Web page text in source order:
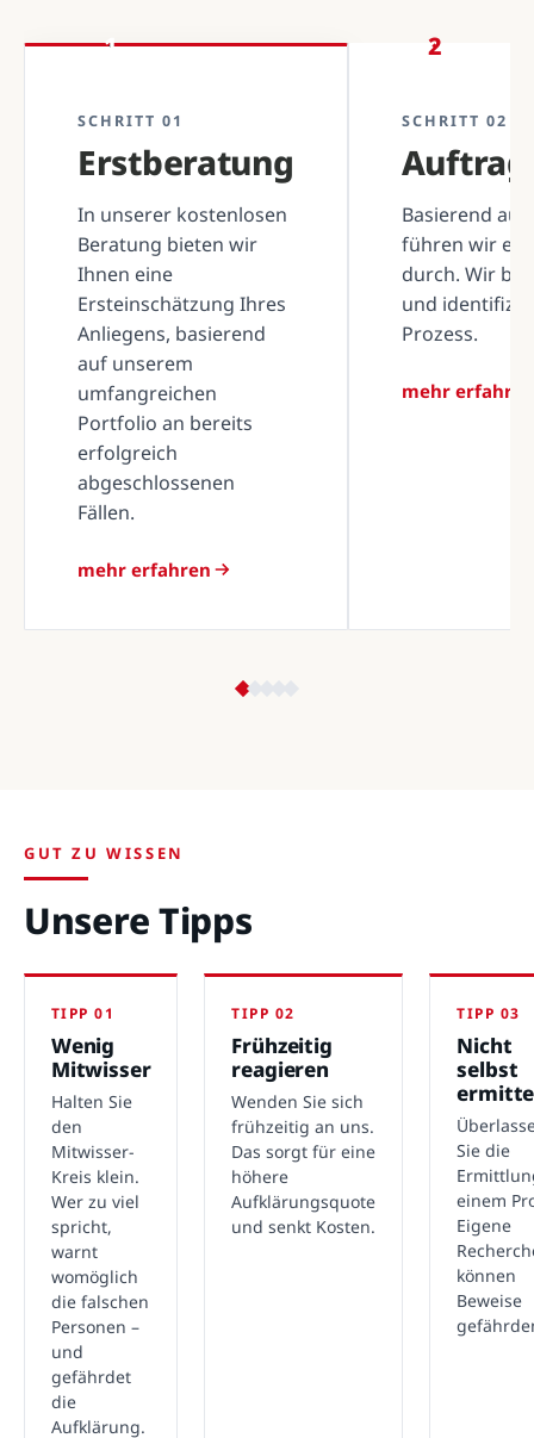
1
SCHRITT 01
Erstberatung
In unserer kostenlosen
Beratung bieten wir
Ihnen eine
Ersteinschätzung Ihres
Anliegens, basierend
auf unserem
umfangreichen
Portfolio an bereits
erfolgreich
abgeschlossenen
Fällen.
mehr erfahren
2
SCHRITT 02
Basierend
führen wir
durch. Wir
und
Prozess.
mehr erfahren
GUT ZU WISSEN
Unsere Tipps
TIPP 01
Wenig
Mitwisser
Halten Sie
den
Mitwisser-
Kreis klein.
Wer zu viel
spricht,
warnt
womöglich
die falschen
Personen –
und
gefährdet
die
Aufklärung.
TIPP 02
Frühzeitig
reagieren
Wenden Sie sich
frühzeitig an uns.
Das sorgt für eine
höhere
Aufklärungsquote
und senkt Kosten.
TIPP 03
Nicht
selbst
Sie die
einem
Eigene
können
Beweise